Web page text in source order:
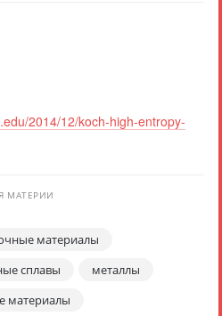
2014/12/koch-high-entropy-
МАТЕРИИ
материалы
сплавы
металлы
материалы